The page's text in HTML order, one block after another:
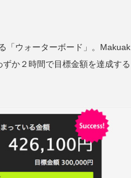
「ウォーターボード」。Makuak
か２時間で目標金額を達成する